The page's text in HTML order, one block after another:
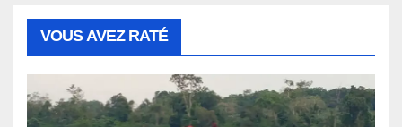
VOUS AVEZ RATÉ